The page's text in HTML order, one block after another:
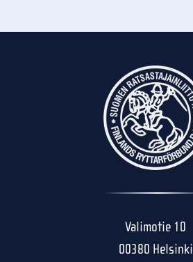
Valimotie 10
00380 Helsinki